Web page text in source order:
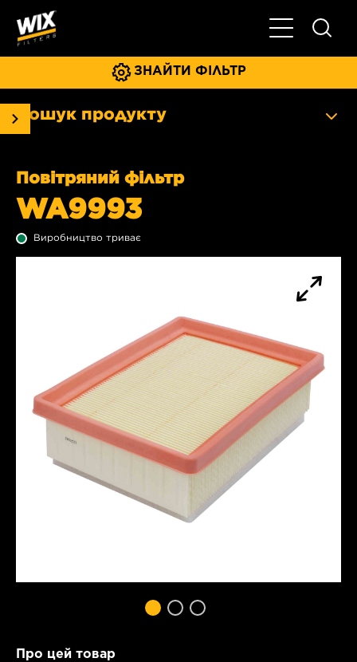
Увімкнути/
ЗНАЙТИ ФІЛЬТР
Пошук продукту
Повітряний фільтр
WA9993
Виробництво триває
Про цей товар